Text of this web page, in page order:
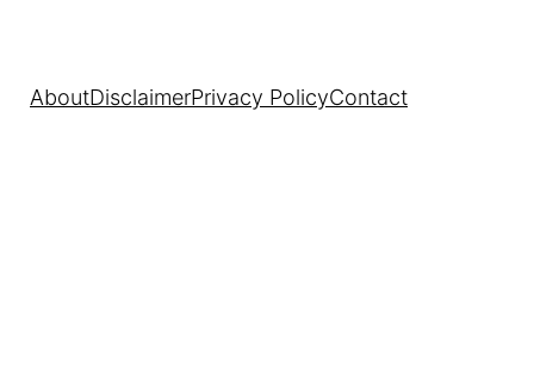
AboutDisclaimerPrivacy PolicyContact